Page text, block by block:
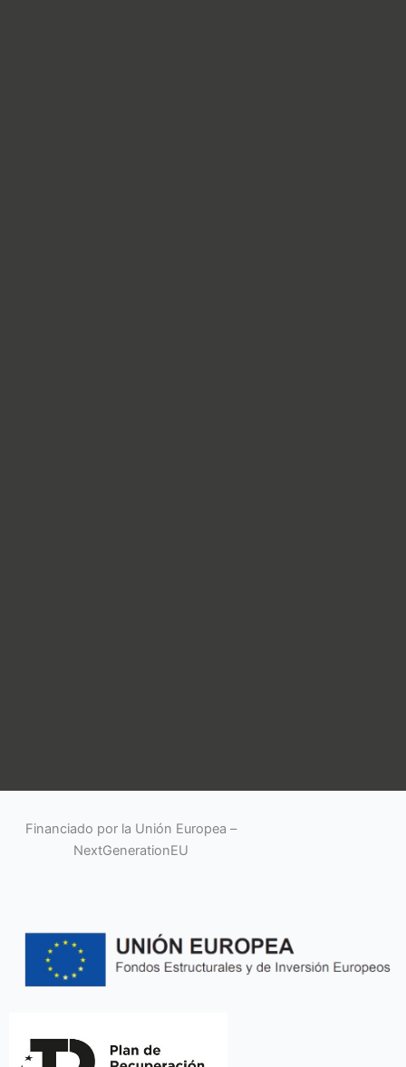
Financiado por la Unión Europea –
NextGenerationEU